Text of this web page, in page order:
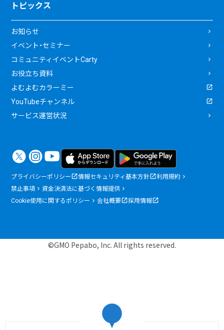
トピックス
お知らせ
イベント・セミナー
コミュニティイベントCarty
お役立ち資料
よむよむカラーミー
YouTubeチャンネル
サービス運営状況
プライバシーポリシー 情報セキュリティ基本方針
利用規約
禁止事項
資金決済法に基づく情報提供
Cookie使用に関するポリシー
会社概要 採用情報
©GMO Pepabo, Inc. All rights reserved.